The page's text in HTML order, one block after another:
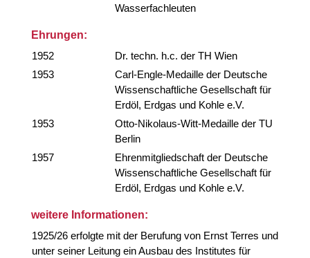
Wasserfachleuten
Ehrungen:
1952
Dr. techn. h.c. der TH Wien
1953
Carl-Engle-Medaille der Deutsche
Wissenschaftliche Gesellschaft für
Erdöl, Erdgas und Kohle e.V.
1953
Otto-Nikolaus-Witt-Medaille der TU
Berlin
1957
Ehrenmitgliedschaft der Deutsche
Wissenschaftliche Gesellschaft für
Erdöl, Erdgas und Kohle e.V.
weitere Informationen:
1925/26 erfolgte mit der Berufung von Ernst Terres und
unter seiner Leitung ein Ausbau des Institutes für